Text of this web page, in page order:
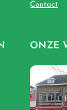
Contact
ONZE